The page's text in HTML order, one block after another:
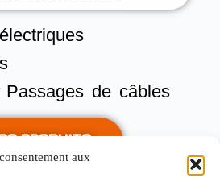
aux
de câbles
PRODUITS